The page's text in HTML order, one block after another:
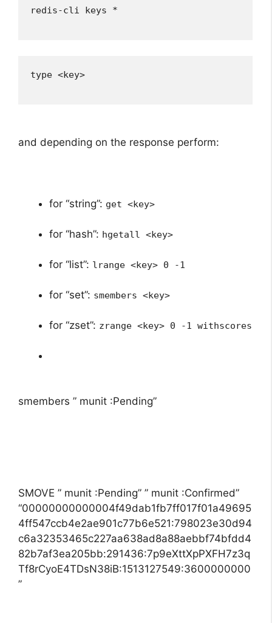
redis-cli keys *
type <key>
and depending on the response perform:
for “string”: get <key>
for “hash”: hgetall <key>
for “list”: lrange <key> 0 -1
for “set”: smembers <key>
for “zset”: zrange <key> 0 -1 withscores
smembers ” munit :Pending”
SMOVE ” munit :Pending” ” munit :Confirmed”
“00000000000004f49dab1fb7ff017f01a49695
4ff547ccb4e2ae901c77b6e521:798023e30d94
c6a32353465c227aa638ad8a88aebbf74bfdd4
82b7af3ea205bb:291436:7p9eXttXpPXFH7z3q
Tf8rCyoE4TDsN38iB:1513127549:3600000000
”